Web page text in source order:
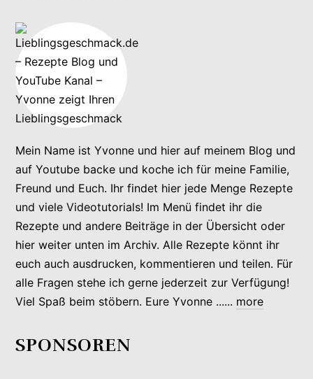
Mein Name ist Yvonne und hier auf meinem Blog und
auf Youtube backe und koche ich für meine Familie,
Freund und Euch. Ihr findet hier jede Menge Rezepte
und viele Videotutorials! Im Menü findet ihr die
Rezepte und andere Beiträge in der Übersicht oder
hier weiter unten im Archiv. Alle Rezepte könnt ihr
euch auch ausdrucken, kommentieren und teilen. Für
alle Fragen stehe ich gerne jederzeit zur Verfügung!
Viel Spaß beim stöbern. Eure Yvonne ...... more
SPONSOREN